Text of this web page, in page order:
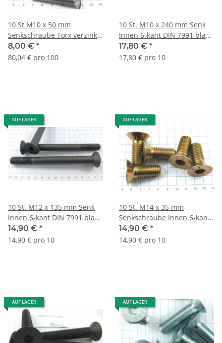
10 St M10 x 50 mm
Senkschraube Torx verzinkt
8.8 DIN 7991 Lagerauflösung
S133-10
8,00 € *
80,04 € pro 100
10 St. M10 x 240 mm Senk
Innen 6-kant DIN 7991 blank
Schraube Lagerauflös. S221
17,80 € *
17,80 € pro 10
AUF LAGER
10 St. M12 x 135 mm Senk
Innen 6-kant DIN 7991 blank
Schraube Lagerauflös. S310
14,90 € *
14,90 € pro 10
AUF LAGER
10 St. M14 x 35 mm
Senkschraube Innen 6-kant
gelb DIN 7991
Lagerauflösung S411
14,90 € *
14,90 € pro 10
AUF LAGER AUF LAGER